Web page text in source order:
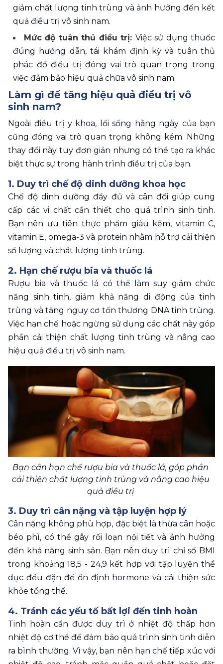
giảm chất lượng tinh trùng và ảnh hưởng đến kết
quả điều trị vô sinh nam.
Mức độ tuân thủ điều trị: Việc sử dụng thuốc
đúng hướng dẫn, tái khám định kỳ và tuân thủ
phác đồ điều trị đóng vai trò quan trọng trong
việc đảm bảo hiệu quả chữa vô sinh nam.
Làm gì để tăng hiệu quả điều trị vô
sinh nam?
Ngoài điều trị y khoa, lối sống hằng ngày của bạn
cũng đóng vai trò quan trọng không kém. Những
thay đổi này tuy đơn giản nhưng có thể tạo ra khác
biệt thực sự trong hành trình điều trị của bạn.
1. Duy trì chế độ dinh dưỡng khoa học
Chế độ dinh dưỡng đầy đủ và cân đối giúp cung
cấp các vi chất cần thiết cho quá trình sinh tinh.
Bạn nên ưu tiên thực phẩm giàu kẽm, vitamin C,
vitamin E, omega-3 và protein nhằm hỗ trợ cải thiện
số lượng và chất lượng tinh trùng.
2. Hạn chế rượu bia và thuốc lá
Rượu bia và thuốc lá có thể làm suy giảm chức
năng sinh tinh, giảm khả năng di động của tinh
trùng và tăng nguy cơ tổn thương DNA tinh trùng.
Việc hạn chế hoặc ngừng sử dụng các chất này góp
phần cải thiện chất lượng tinh trùng và nâng cao
hiệu quả điều trị vô sinh nam.
Bạn cần hạn chế rượu bia và thuốc lá, góp phần
cải thiện chất lượng tinh trùng và nâng cao hiệu
quả điều trị
3. Duy trì cân nặng và tập luyện hợp lý
Cân nặng không phù hợp, đặc biệt là thừa cân hoặc
béo phì, có thể gây rối loạn nội tiết và ảnh hưởng
đến khả năng sinh sản. Bạn nên duy trì chỉ số BMI
trong khoảng 18,5 - 24,9 kết hợp với tập luyện thể
dục đều đặn để ổn định hormone và cải thiện sức
khỏe tổng thể.
4. Tránh các yếu tố bất lợi đến tinh hoàn
Tinh hoàn cần được duy trì ở nhiệt độ thấp hơn
nhiệt độ cơ thể để đảm bảo quá trình sinh tinh diễn
ra bình thường. Vì vậy, bạn nên hạn chế tiếp xúc với